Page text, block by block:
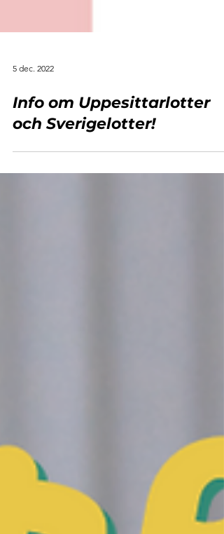
5 dec. 2022
Info om Uppesittarlotter
och Sverigelotter!